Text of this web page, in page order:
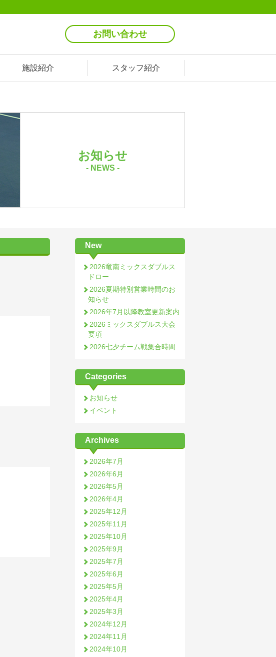
お問い合わせ
施設紹介 スタッフ紹介
お知らせ
- NEWS -
New
2026竜南ミックスダブルス
ドロー
2026夏期特別営業時間のお
知らせ
2026年7月以降教室更新案内
2026ミックスダブルス大会
要項
2026七夕チーム戦集合時間
Categories
お知らせ
イベント
Archives
2026年7月
2026年6月
2026年5月
2026年4月
2025年12月
2025年11月
2025年10月
2025年9月
2025年7月
2025年6月
2025年5月
2025年4月
2025年3月
2024年12月
2024年11月
2024年10月